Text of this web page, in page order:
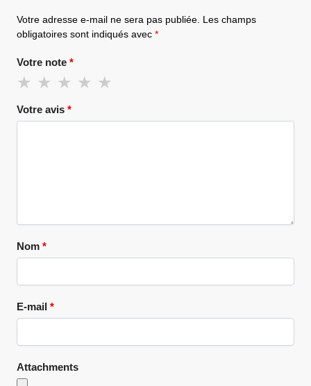
Votre adresse e-mail ne sera pas publiée. Les champs
obligatoires sont indiqués avec *
Votre note *
Votre avis *
Nom *
E-mail *
Attachments